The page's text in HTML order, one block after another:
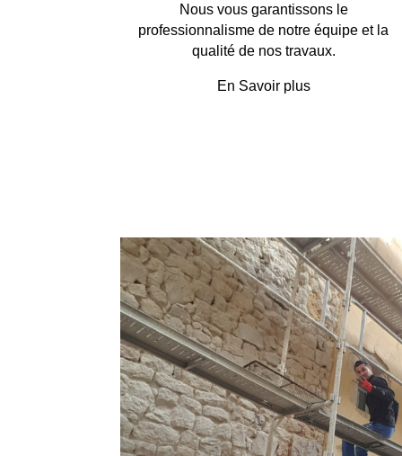
Nous vous garantissons le
professionnalisme de notre équipe et la
qualité de nos travaux.
En Savoir plus